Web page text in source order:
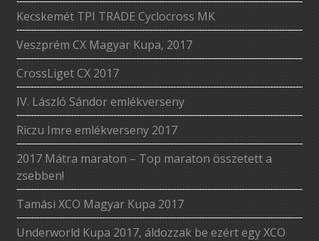
Kecskemét TPI TRADE Cyclocross MK
Veszprém CX Magyar Kupa, 2017
CrossLiget CX 2017
IV. László Sándor emlékverseny
Riczu Imre emlékverseny 2017
2017 Mátra maraton – Top maraton összetett a
zsebben!
Tamási XCO Magyar Kupa 2017
Underworld Kupa 2017, áldozzak be ezért egy XCO